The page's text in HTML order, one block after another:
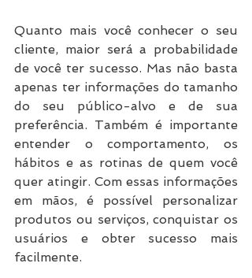
Quanto mais você conhecer o seu
cliente, maior será a probabilidade
de você ter sucesso. Mas não basta
apenas ter informações do tamanho
do seu público-alvo e de sua
preferência. Também é importante
entender o comportamento, os
hábitos e as rotinas de quem você
quer atingir. Com essas informações
em mãos, é possível personalizar
produtos ou serviços, conquistar os
usuários e obter sucesso mais
facilmente.